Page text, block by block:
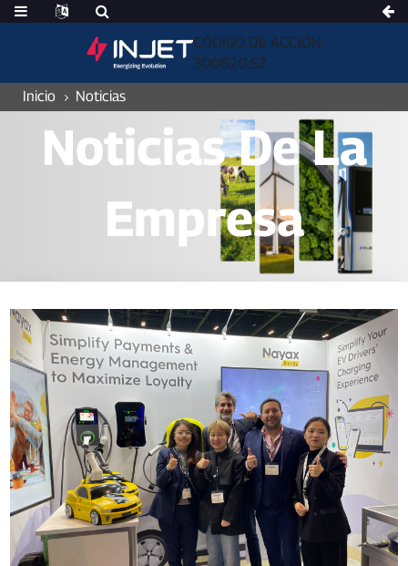
CÓDIGO DE ACCIÓN
300820.SZ
Inicio
Noticias
Noticias De La
Empresa